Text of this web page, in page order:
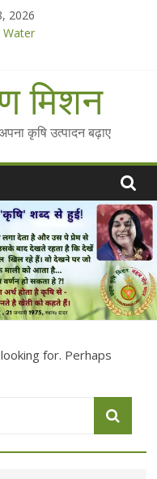
2026
Water
Sahaj Krishi Promotions
2025-26मिशन
कृषि उत्पादन बढ़ाए
for. Perhaps